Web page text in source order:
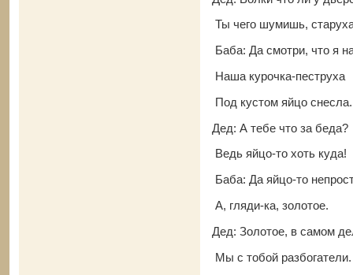
Ты чего шумишь,
Баба: Да смотри, что я
Наша курочка-пеструха
Под кустом яйцо снесла.
Дед: А тебе что за беда?
Ведь яйцо-то хоть куда!
Баба: Да яйцо-то
А, гляди-ка, золотое.
Дед: Золотое, в самом
Мы с тобой разбогатели.